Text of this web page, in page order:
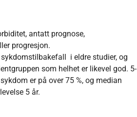
antatt prognose,
progresjon.
i eldre studier, og
som helhet er likevel god. 5-
er på over 75 %, og median
5 år.